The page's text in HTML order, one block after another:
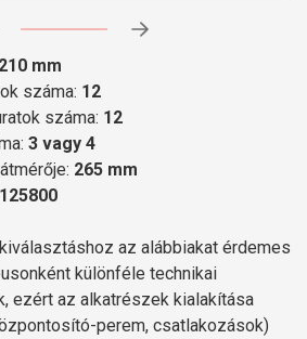
210 mm
száma: 12
száma: 12
3 vagy 4
265 mm
az alábbiakat érdemes
különféle technikai
ezért az alkatrészek kialakítása
perem, csatlakozások)